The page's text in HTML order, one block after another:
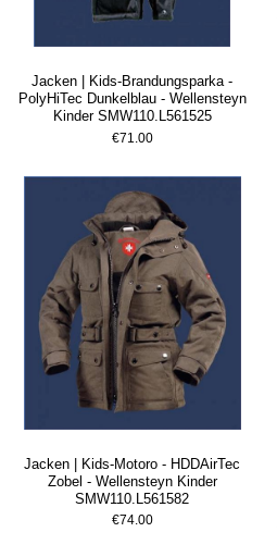
Jacken | Kids-Brandungsparka -
PolyHiTec Dunkelblau - Wellensteyn
Kinder SMW110.L561525
€71.00
Jacken | Kids-Motoro - HDDAirTec
Zobel - Wellensteyn Kinder
SMW110.L561582
€74.00